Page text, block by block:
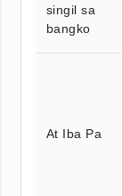
singil sa
bangko
At Iba Pa